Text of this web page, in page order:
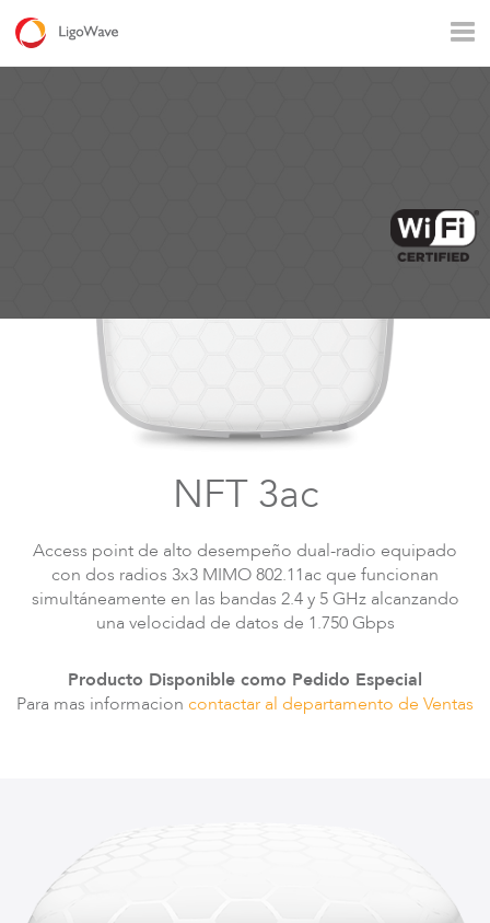
Hotspot
Serie DLB
Serie LigoPTP
NFT 3ac
Access point de alto desempeño dual-radio equipado
con dos radios 3x3 MIMO 802.11ac que funcionan
simultáneamente en las bandas 2.4 y 5 GHz alcanzando
una velocidad de datos de 1.750 Gbps
Producto Disponible como Pedido Especial
Para mas informacion contactar al departamento de Ventas